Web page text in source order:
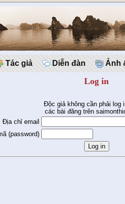
Tác giả Diễn đàn Ảnh
Log in
Độc giả không cần phải log
các bài đăng trên
Địa chỉ email
(password)